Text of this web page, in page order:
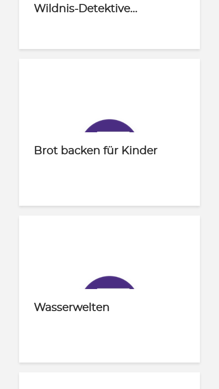
Wildnis-Detektive...
Brot backen für Kinder
Wasserwelten